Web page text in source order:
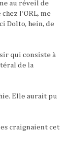
au réveil de
l’ORL, me
Dolto, hein, de
qui consiste à
de la
Elle aurait pu
craignaient cet